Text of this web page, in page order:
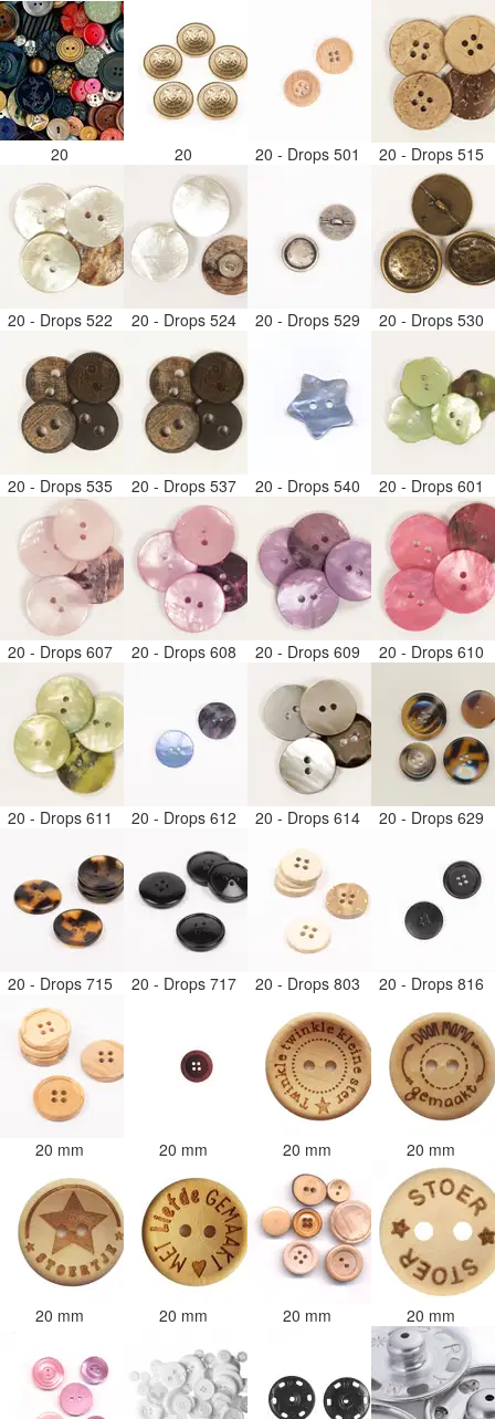
20 20 20 - Drops 501 20 - Drops 515
20 - Drops 522 20 - Drops 524 20 - Drops 529 20 - Drops 530
20 - Drops 535 20 - Drops 537 20 - Drops 540 20 - Drops 601
20 - Drops 607 20 - Drops 608 20 - Drops 609 20 - Drops 610
20 - Drops 611 20 - Drops 612 20 - Drops 614 20 - Drops 629
20 - Drops 715 20 - Drops 717 20 - Drops 803 20 - Drops 816
20 mm 20 mm 20 mm 20 mm
20 mm 20 mm 20 mm 20 mm